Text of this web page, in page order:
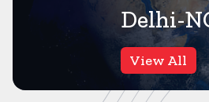
Delhi-
View All